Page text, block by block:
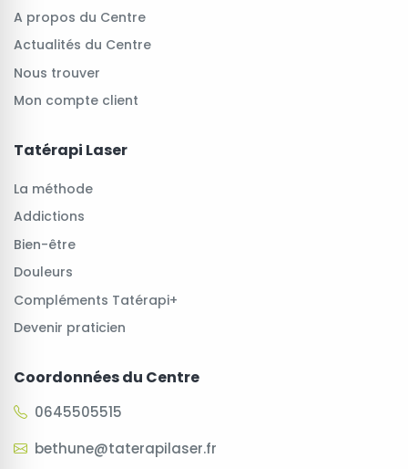
A propos du Centre
Actualités du Centre
Nous trouver
Mon compte client
Tatérapi Laser
La méthode
Addictions
Bien-être
Douleurs
Compléments Tatérapi+
Devenir praticien
Coordonnées du Centre
0645505515
bethune@taterapilaser.fr